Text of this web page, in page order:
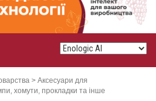
> Аксесуари для
хомути, прокладки та інше